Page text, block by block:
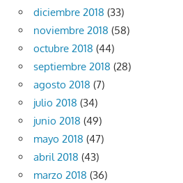
diciembre 2018 (33)
noviembre 2018 (58)
octubre 2018 (44)
septiembre 2018 (28)
agosto 2018 (7)
julio 2018 (34)
junio 2018 (49)
mayo 2018 (47)
abril 2018 (43)
marzo 2018 (36)